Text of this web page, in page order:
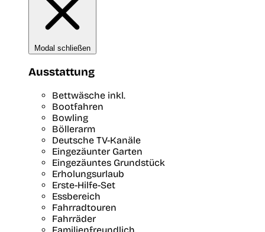
Modal schließen
Ausstattung
Bettwäsche inkl.
Bootfahren
Bowling
Böllerarm
Deutsche TV-Kanäle
Eingezäunter Garten
Eingezäuntes Grundstück
Erholungsurlaub
Erste-Hilfe-Set
Essbereich
Fahrradtouren
Fahrräder